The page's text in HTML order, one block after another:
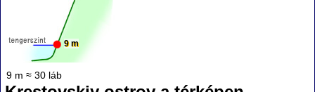
9 m
9 m ≈ 30 láb